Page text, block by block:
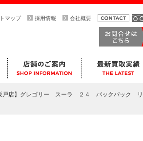
マップ 採用情報 会社概要
坂戸店】グレゴリー スーラ ２４ バックパック